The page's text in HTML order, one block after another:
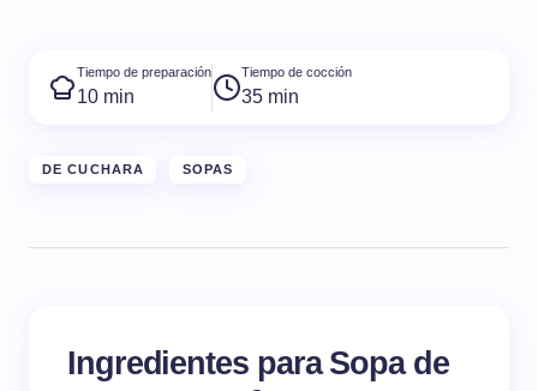
Tiempo de preparación
10 min
Tiempo de cocción
35 min
DE CUCHARA SOPAS
Ingredientes para Sopa de